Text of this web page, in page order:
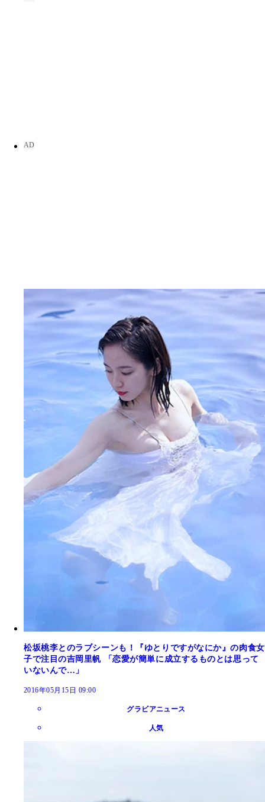
松坂桃李とのラブシーンも！『ゆとりですがなにか』の肉食女
子で注目の吉岡里帆 「恋愛が簡単に成立するものとは思って
いないんで…」
2016年05月15日 09:00
グラビアニュース
人気